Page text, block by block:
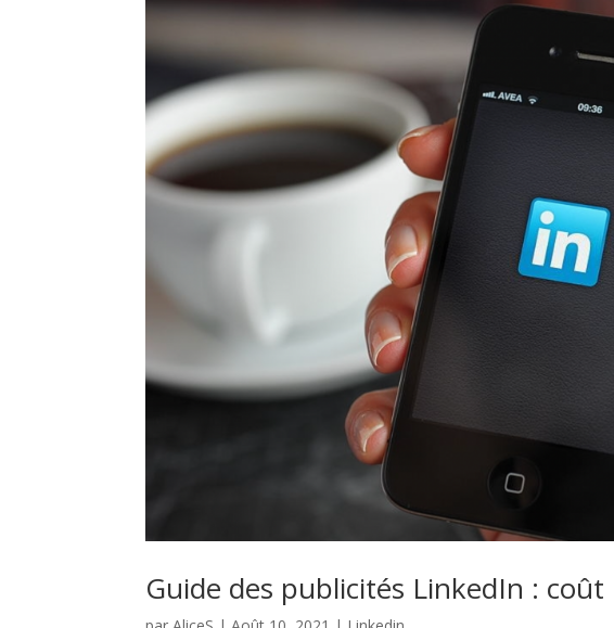
Guide des publicités LinkedIn : coût
parAliceS| Août 10, 2021 | Linkedin